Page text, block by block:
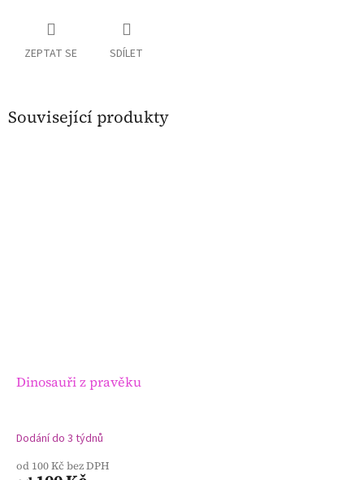
ZEPTAT SE SDÍLET
Související produkty
Dinosauři z pravěku
Dodání do 3 týdnů
od 100 Kč bez DPH